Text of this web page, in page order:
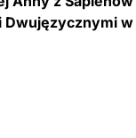
Dwujęzycznymi